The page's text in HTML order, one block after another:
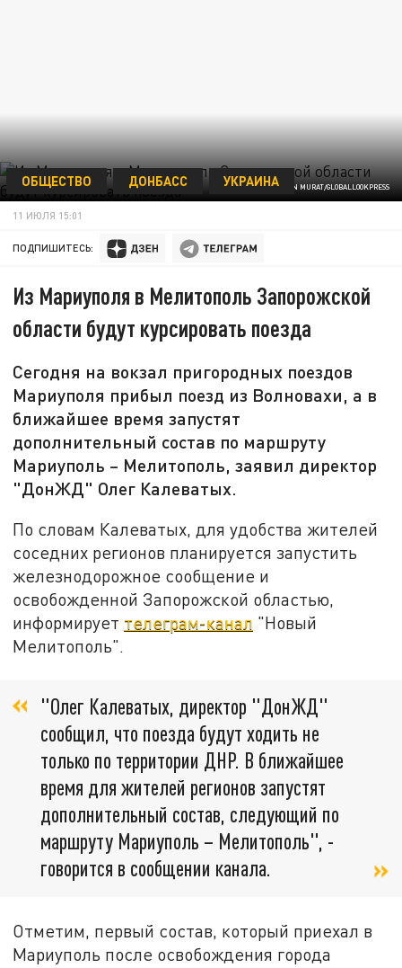
MARIJAN MURAT/GLOBALLOOKPRESS
ОБЩЕСТВО ДОНБАСС УКРАИНА
11 ИЮЛЯ 15:01
ПОДПИШИТЕСЬ:
Из Мариуполя в Мелитополь Запорожской
области будут курсировать поезда
Сегодня на вокзал пригородных поездов
Мариуполя прибыл поезд из Волновахи, а в
ближайшее время запустят
дополнительный состав по маршруту
Мариуполь – Мелитополь, заявил директор
"ДонЖД" Олег Калеватых.
По словам Калеватых, для удобства жителей
соседних регионов планируется запустить
железнодорожное сообщение и
освобожденной Запорожской областью,
информирует телеграм-канал "Новый
Мелитополь".
"Олег Калеватых, директор "ДонЖД"
сообщил, что поезда будут ходить не
только по территории ДНР. В ближайшее
время для жителей регионов запустят
дополнительный состав, следующий по
маршруту Мариуполь – Мелитополь", -
говорится в сообщении канала.
Отметим, первый состав, который приехал в
Мариуполь после освобождения города